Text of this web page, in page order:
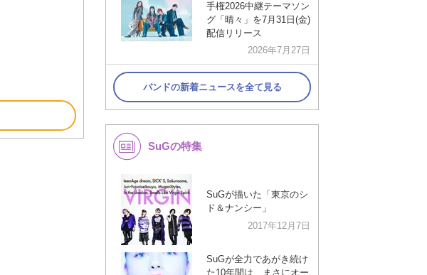
手権2026中継テーマソン
グ「晴々」を7月31日(金)
配信リリース
2026年7月27日
バンドの新着ニュースを全て見る
SuGの特集
SuGが描いた「東京のシ
ド＆ナンシー」
2017年12月7日
SuGが全力であがき続け
た10年間は、まさにオー